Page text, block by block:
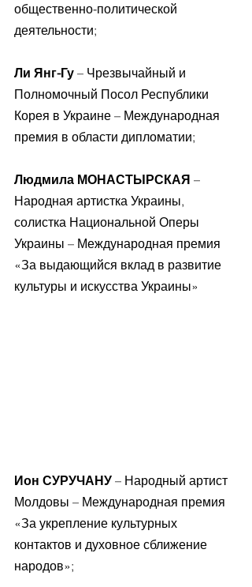
общественно-политической
деятельности;
Ли Янг-Гу – Чрезвычайный и
Полномочный Посол Республики
Корея в Украине – Международная
премия в области дипломатии;
Людмила МОНАСТЫРСКАЯ –
Народная артистка Украины,
солистка Национальной Оперы
Украины – Международная премия
«За выдающийся вклад в развитие
культуры и искусства Украины»
Ион СУРУЧАНУ – Народный артист
Молдовы – Международная премия
«За укрепление культурных
контактов и духовное сближение
народов»;